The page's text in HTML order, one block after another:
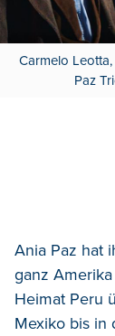
Carmelo
Paz
Ania Paz hat
ganz
Heimat Peru
Mexiko bis in